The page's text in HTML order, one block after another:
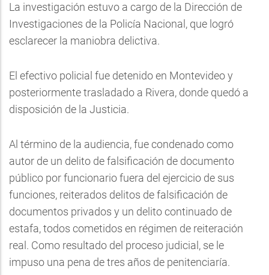
La investigación estuvo a cargo de la Dirección de
Investigaciones de la Policía Nacional, que logró
esclarecer la maniobra delictiva.
El efectivo policial fue detenido en Montevideo y
posteriormente trasladado a Rivera, donde quedó a
disposición de la Justicia.
Al término de la audiencia, fue condenado como
autor de un delito de falsificación de documento
público por funcionario fuera del ejercicio de sus
funciones, reiterados delitos de falsificación de
documentos privados y un delito continuado de
estafa, todos cometidos en régimen de reiteración
real. Como resultado del proceso judicial, se le
impuso una pena de tres años de penitenciaría.